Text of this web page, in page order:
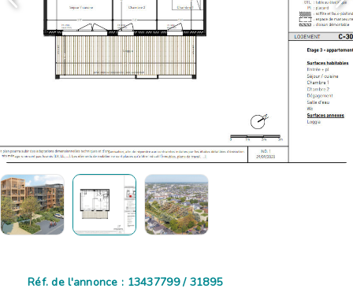
Réf. de l'annonce : 13437799 / 31895